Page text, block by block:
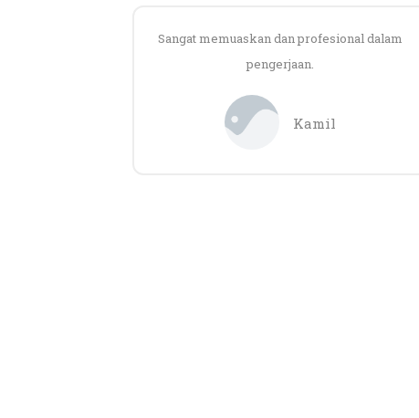
Sangat memuaskan dan profesional dalam
pengerjaan.
Kamil